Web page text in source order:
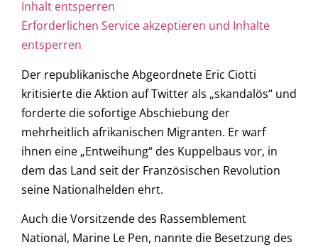
Inhalt entsperren
Erforderlichen Service akzeptieren und Inhalte
entsperren
Der republikanische Abgeordnete Eric Ciotti
kritisierte die Aktion auf Twitter als „skandalös“ und
forderte die sofortige Abschiebung der
mehrheitlich afrikanischen Migranten. Er warf
ihnen eine „Entweihung“ des Kuppelbaus vor, in
dem das Land seit der Französischen Revolution
seine Nationalhelden ehrt.
Auch die Vorsitzende des Rassemblement
National, Marine Le Pen, nannte die Besetzung des